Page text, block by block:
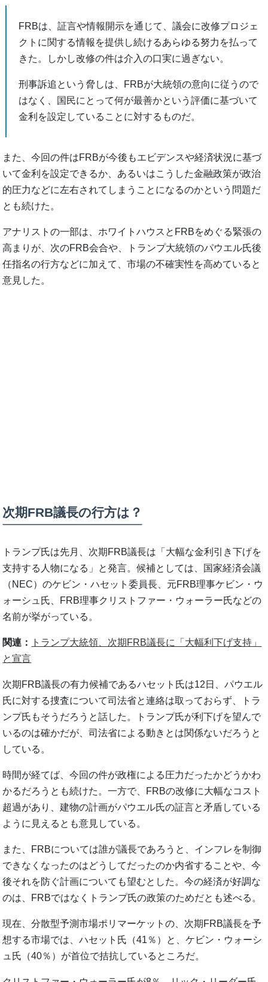
FRBは、証言や情報開示を通じて、議会に改修プロジェ
クトに関する情報を提供し続けるあらゆる努力を払って
きた。しかし改修の件は介入の口実に過ぎない。
刑事訴追という脅しは、FRBが大統領の意向に従うので
はなく、国民にとって何が最善かという評価に基づいて
金利を設定していることに対するものだ。
また、今回の件はFRBが今後もエビデンスや経済状況に基づ
いて金利を設定できるか、あるいはこうした金融政策が政治
的圧力などに左右されてしまうことになるのかという問題だ
とも続けた。
アナリストの一部は、ホワイトハウスとFRBをめぐる緊張の
高まりが、次のFRB会合や、トランプ大統領のパウエル氏後
任指名の行方などに加えて、市場の不確実性を高めていると
意見した。
次期FRB議長の行方は？
トランプ氏は先月、次期FRB議長は「大幅な金利引き下げを
支持する人物になる」と発言。候補としては、国家経済会議
（NEC）のケビン・ハセット委員長、元FRB理事ケビン・ウ
ォーシュ氏、FRB理事クリストファー・ウォーラー氏などの
名前が挙がっている。
関連：
トランプ大統領、次期FRB議長に「大幅利下げ支持」
と宣言
次期FRB議長の有力候補であるハセット氏は12日、パウエル
氏に対する捜査について司法省と連絡は取っておらず、トラ
ンプ氏もそうだろうと話した。トランプ氏が利下げを望んで
いるのは確かだが、司法省による動きとは関係ないだろうと
している。
時間が経てば、今回の件が政権による圧力だったかどうかわ
かるだろうとも続けた。一方で、FRBの改修に大幅なコスト
超過があり、建物の計画がパウエル氏の証言と矛盾している
ように見えるとも意見している。
また、FRBについては誰が議長であろうと、インフレを制御
できなくなったのはどうしてだったのか内省することや、今
後それを防ぐ計画についても望むとした。今の経済が好調な
のは、FRBではなくトランプ氏の政策のためだとも述べる。
現在、分散型予測市場ポリマーケットの、次期FRB議長を予
想する市場では、ハセット氏（41％）と、ケビン・ウォーシ
ュ氏（40％）が首位で拮抗しているところだ。